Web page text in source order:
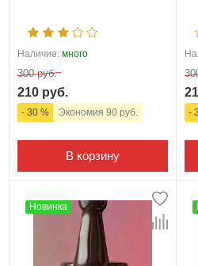
Наличие: много
300 руб.
210 руб.
- 30 % Экономия 90 руб.
В корзину
-
Новинка